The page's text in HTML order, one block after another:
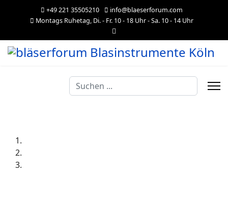
+49 221 35505210
info@blaeserforum.com
Montags Ruhetag, Di. - Fr. 10 - 18 Uhr - Sa. 10 - 14 Uhr
Suchen
...